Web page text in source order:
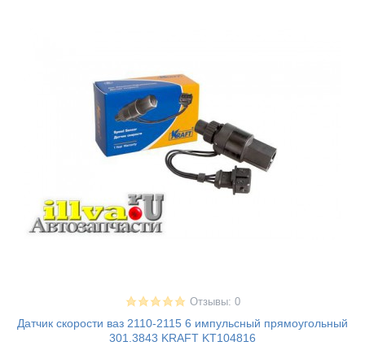
Отзывы: 0
Датчик скорости ваз 2110-2115 6 импульсный прямоугольный
301.3843 KRAFT KT104816